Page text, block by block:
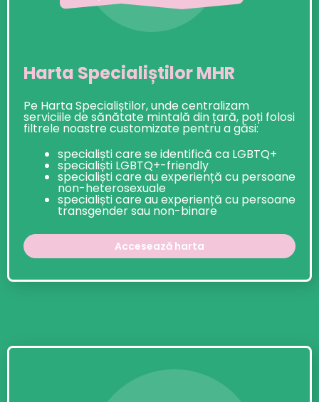
Harta Specialiștilor MHR
Pe Harta Specialiștilor, unde centralizam
serviciile de sănătate mintală din țară, poți folosi
filtrele noastre customizate pentru a găsi:
specialiști care se identifică ca LGBTQ+
specialiști LGBTQ+-friendly
specialiști care au experiență cu persoane
non-heterosexuale
specialiști care au experiență cu persoane
transgender sau non-binare
Accesează harta